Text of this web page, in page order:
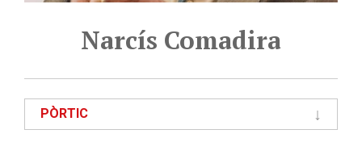
Narcís Comadira
PÒRTIC